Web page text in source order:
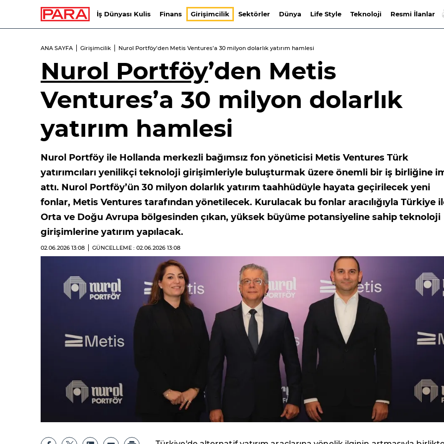
İş Dünyası Kulis Finans Girişimcilik Sektörler Dünya Life Style Teknoloji Resmi İlanlar
ANA SAYFA Girişimcilik Nurol Portföy’den Metis Ventures’a 30 milyon dolarlık yatırım hamlesi
Nurol Portföy’den Metis
Ventures’a 30 milyon dolarlık
yatırım hamlesi
Nurol Portföy ile Hollanda merkezli bağımsız fon yöneticisi Metis Ventures Türk
yatırımcıları yenilikçi teknoloji girişimleriyle buluşturmak üzere önemli bir iş birliğine
attı. Nurol Portföy’ün 30 milyon dolarlık yatırım taahhüdüyle hayata geçirilecek yeni
fonlar, Metis Ventures tarafından yönetilecek. Kurulacak bu fonlar aracılığıyla Türkiye
Orta ve Doğu Avrupa bölgesinden çıkan, yüksek büyüme potansiyeline sahip teknoloji
girişimlerine yatırım yapılacak.
02.06.2026 13:08 GÜNCELLEME : 02.06.2026 13:08